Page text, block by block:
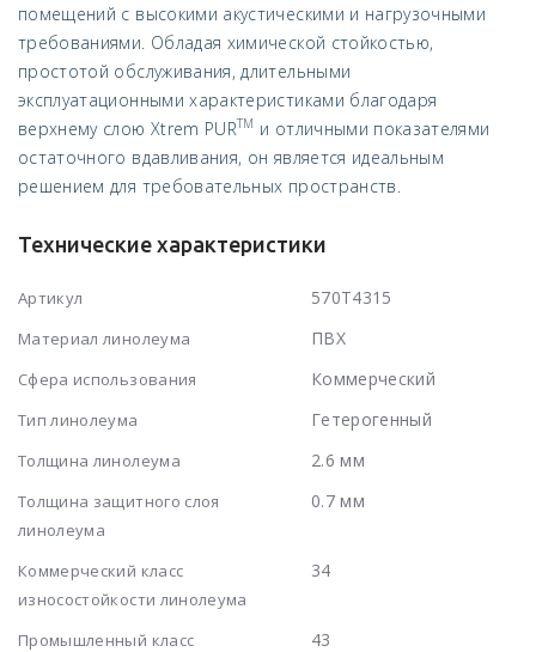
помещений с высокими акустическими и нагрузочными
требованиями. Обладая химической стойкостью,
простотой обслуживания, длительными
эксплуатационными характеристиками благодаря
верхнему слою Xtrem PURTM и отличными показателями
остаточного вдавливания, он является идеальным
решением для требовательных пространств.
Технические характеристики
Артикул 570T4315
Материал линолеума ПВХ
Сфера использования Коммерческий
Тип линолеума Гетерогенный
Толщина линолеума 2.6 мм
Толщина защитного слоя
линолеума
0.7 мм
Коммерческий класс
износостойкости линолеума
34
Промышленный класс
43